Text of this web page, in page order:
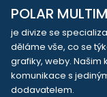
POLAR
je divize se
děláme vše, co se
grafiky, weby. Našim
komunikace s
dodavatelem.